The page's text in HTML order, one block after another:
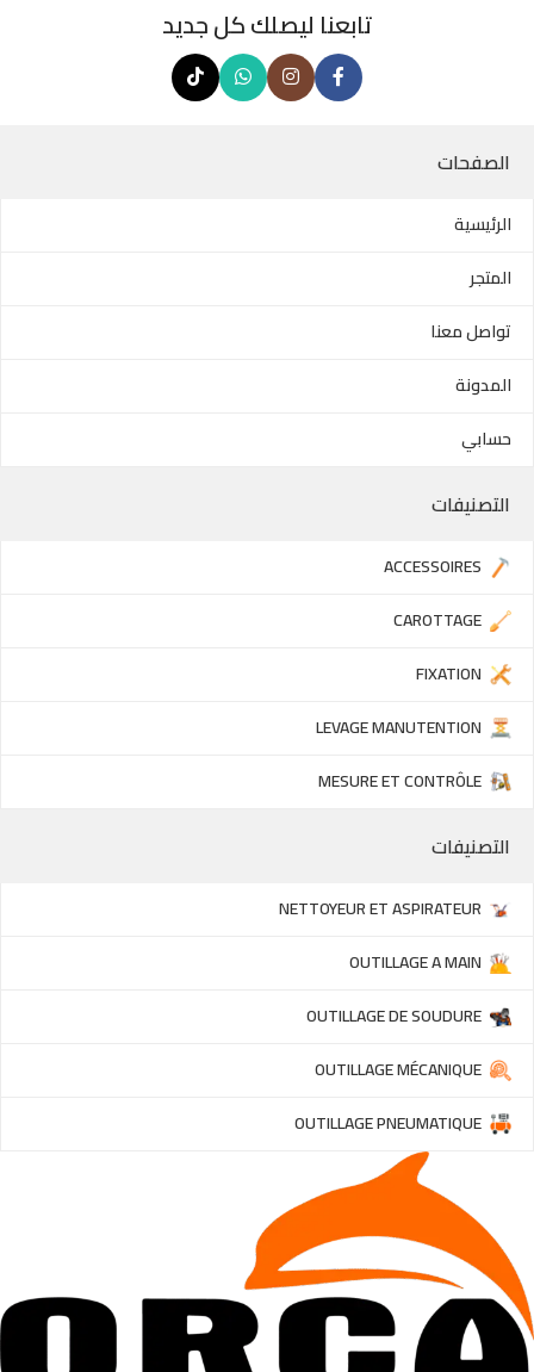
تابعنا ليصلك كل جديد
الصفحات
الرئيسية
المتجر
تواصل معنا
المدونة
حسابي
التصنيفات
ACCESSOIRES
CAROTTAGE
FIXATION
LEVAGE MANUTENTION
MESURE ET CONTRÔLE
التصنيفات
NETTOYEUR ET ASPIRATEUR
OUTILLAGE A MAIN
OUTILLAGE DE SOUDURE
OUTILLAGE MÉCANIQUE
OUTILLAGE PNEUMATIQUE